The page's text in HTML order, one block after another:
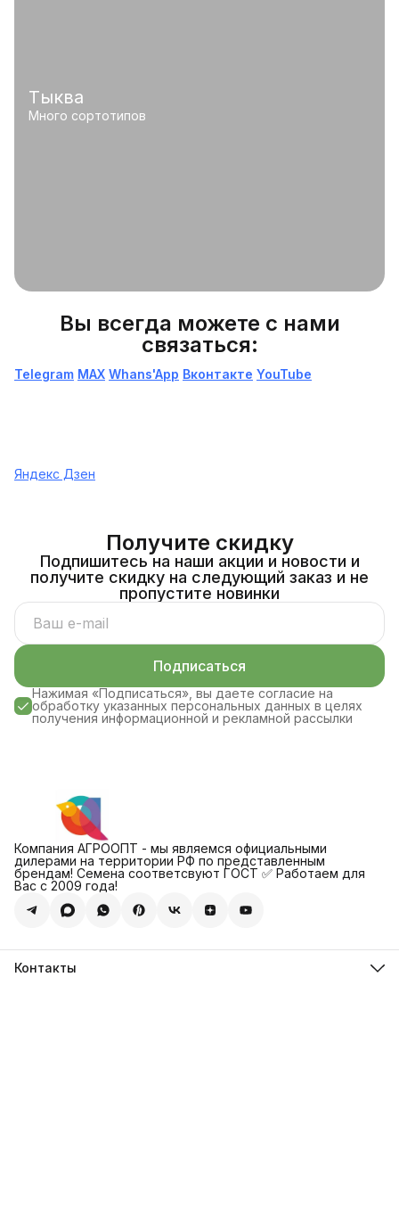
Тыква
Много сортотипов
Вы всегда можете с нами
связаться:
Telegram МАХ Whans'App Вконтакте YouTube
Яндекс Дзен
Получите скидку
Подпишитесь на наши акции и новости и
получите скидку на следующий заказ и не
пропустите новинки
Подписаться
Нажимая «Подписаться», вы даете согласие на
обработку указанных персональных данных в целях
получения информационной и рекламной рассылки
Компания АГРООПТ - мы являемся официальными
дилерами на территории РФ по представленным
брендам! Семена соответсвуют ГОСТ ✅ Работаем для
Вас с 2009 года!
Контакты